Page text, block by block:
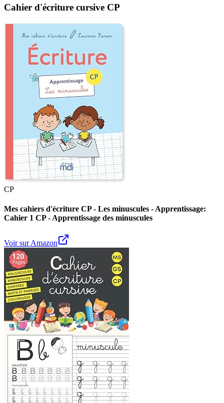
Cahier d'écriture cursive CP
CP
Mes cahiers d'écriture CP - Les minuscules - Apprentissage:
Cahier 1 CP - Apprentissage des minuscules
Voir sur Amazon